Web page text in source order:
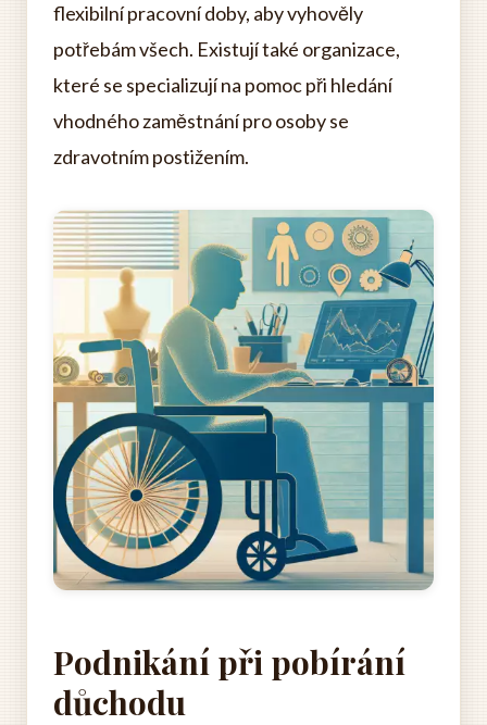
flexibilní pracovní doby, aby vyhověly
potřebám všech. Existují také organizace,
které se specializují na pomoc při hledání
vhodného zaměstnání pro osoby se
zdravotním postižením.
Podnikání při pobírání
důchodu